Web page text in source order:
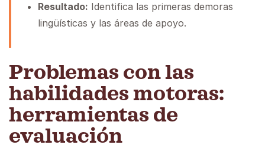
Resultado: Identifica las primeras demoras
lingüísticas y las áreas de apoyo.
Problemas con las
habilidades motoras:
herramientas de
evaluación